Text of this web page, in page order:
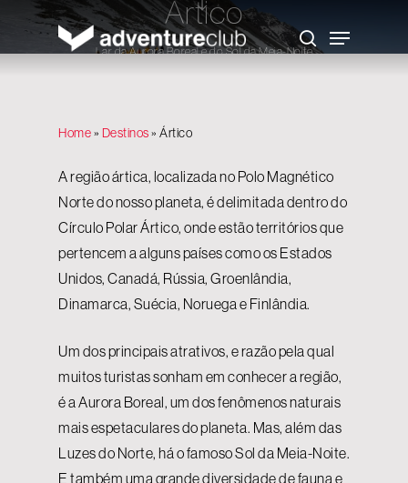
search
Menu
Ártico
Lar da Aurora Boreal e do Sol da Meia-Noite
Home» Destinos» Ártico
A região ártica, localizada no Polo Magnético
Norte do nosso planeta, é delimitada dentro do
Círculo Polar Ártico, onde estão territórios que
pertencem a alguns países como os Estados
Unidos, Canadá, Rússia, Groenlândia,
Dinamarca, Suécia, Noruega e Finlândia.
Um dos principais atrativos, e razão pela qual
muitos turistas sonham em conhecer a região,
é a Aurora Boreal, um dos fenômenos naturais
mais espetaculares do planeta. Mas, além das
Luzes do Norte, há o famoso Sol da Meia-Noite.
E também uma grande diversidade de fauna e